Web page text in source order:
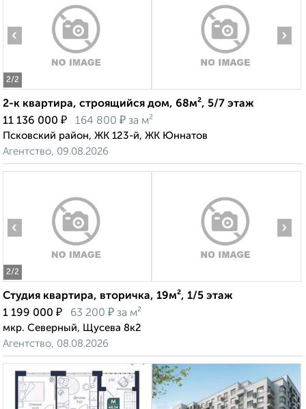
2/2
‹ ›
2-к квартира, строящийся дом, 68м², 5/7 этаж
11 136 000 ₽ 164 800 ₽ за м²
Псковский район, ЖК 123-й, ЖК Юннатов
Агентство, 09.08.2026
2/2
‹ ›
Студия квартира, вторичка, 19м², 1/5 этаж
1 199 000 ₽ 63 200 ₽ за м²
мкр. Северный, Щусева 8к2
Агентство, 08.08.2026